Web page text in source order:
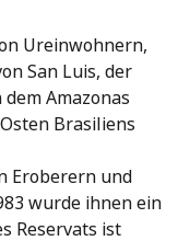
Ureinwohnern,
San Luis, der
Amazonas
Brasiliens
Eroberern und
wurde ihnen ein
Reservats ist